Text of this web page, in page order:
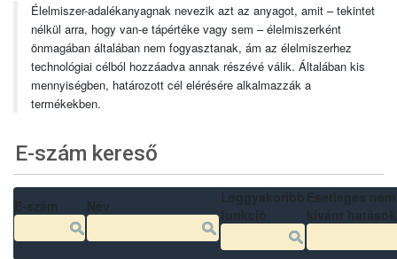
Élelmiszer-adalékanyagnak nevezik azt az anyagot, amit – tekintet
nélkül arra, hogy van-e tápértéke vagy sem – élelmiszerként
önmagában általában nem fogyasztanak, ám az élelmiszerhez
technológiai célból hozzáadva annak részévé válik. Általában kis
mennyiségben, határozott cél elérésére alkalmazzák a
termékekben.
E-szám kereső